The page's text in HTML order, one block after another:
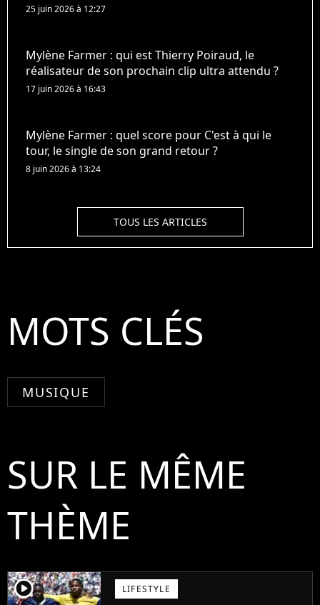
25 juin 2026 à 12:27
Mylène Farmer : qui est Thierry Poiraud, le
réalisateur de son prochain clip ultra attendu ?
17 juin 2026 à 16:43
Mylène Farmer : quel score pour C'est à qui le
tour, le single de son grand retour ?
8 juin 2026 à 13:24
TOUS LES ARTICLES
MOTS CLÉS
MUSIQUE
SUR LE MÊME
THÈME
player2 LIFESTYLE